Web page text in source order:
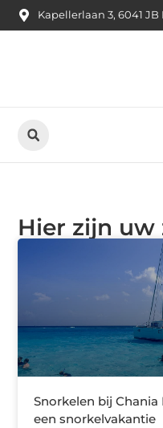
Kapellerlaan 3, 6041
Hier zijn uw
Snorkelen bij Chania
een snorkelvakantie